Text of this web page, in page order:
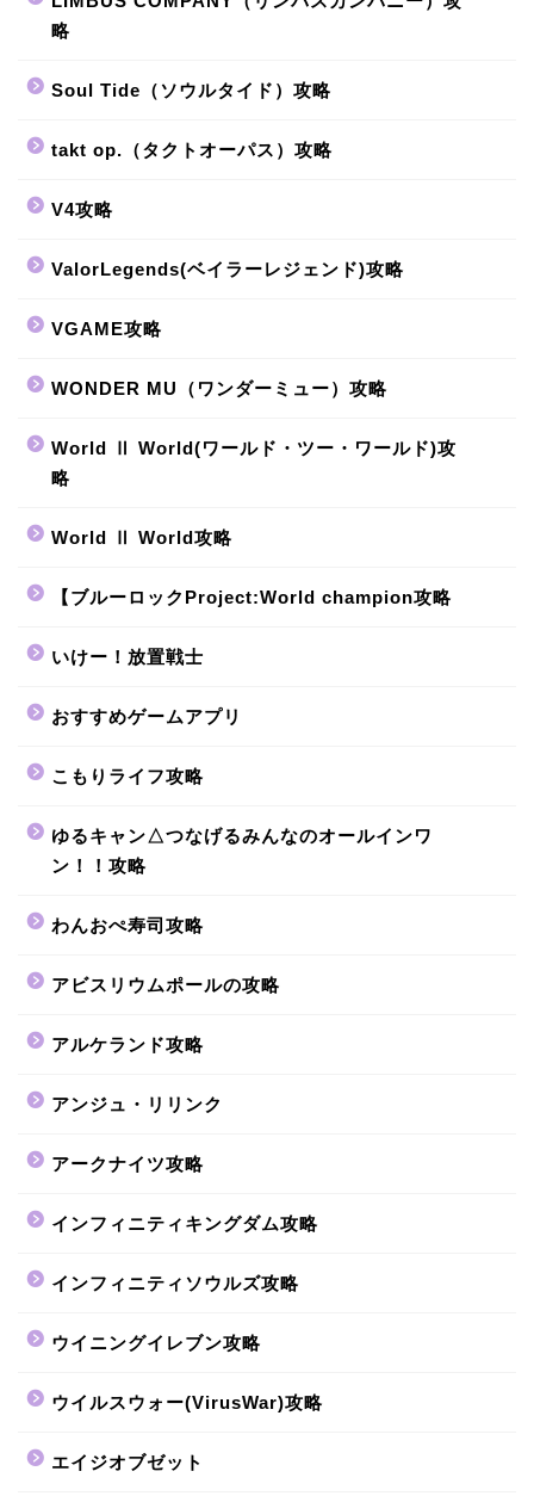
略
Soul Tide（ソウルタイド）攻略
takt op.（タクトオーパス）攻略
V4攻略
ValorLegends(ベイラーレジェンド)攻略
VGAME攻略
WONDER MU（ワンダーミュー）攻略
World Ⅱ World(ワールド・ツー・ワールド)攻
略
World Ⅱ World攻略
【ブルーロックProject:World champion攻略
いけー！放置戦士
おすすめゲームアプリ
こもりライフ攻略
ゆるキャン△つなげるみんなのオールインワ
ン！！攻略
わんおぺ寿司攻略
アビスリウムポールの攻略
アルケランド攻略
アンジュ・リリンク
アークナイツ攻略
インフィニティキングダム攻略
インフィニティソウルズ攻略
ウイニングイレブン攻略
ウイルスウォー(VirusWar)攻略
エイジオブゼット